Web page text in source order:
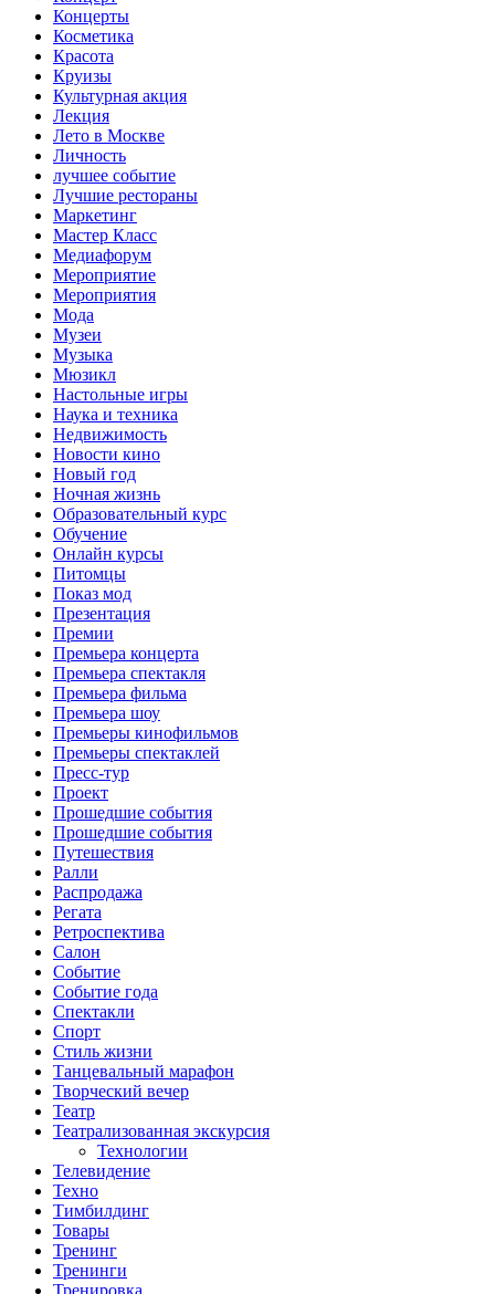
Концерты
Косметика
Красота
Круизы
Культурная акция
Лекция
Лето в Москве
Личность
лучшее событие
Лучшие рестораны
Маркетинг
Мастер Класс
Медиафорум
Мероприятие
Мероприятия
Мода
Музеи
Музыка
Мюзикл
Настольные игры
Наука и техника
Недвижимость
Новости кино
Новый год
Ночная жизнь
Образовательный курс
Обучение
Онлайн курсы
Питомцы
Показ мод
Презентация
Премии
Премьера концерта
Премьера спектакля
Премьера фильма
Премьера шоу
Премьеры кинофильмов
Премьеры спектаклей
Пресс-тур
Проект
Прошедшие события
Прошедшие события
Путешествия
Ралли
Распродажа
Регата
Ретроспектива
Салон
Событие
Событие года
Спектакли
Спорт
Стиль жизни
Танцевальный марафон
Творческий вечер
Театр
Театрализованная экскурсия
Технологии
Телевидение
Техно
Тимбилдинг
Товары
Тренинг
Тренинги
Тренировка